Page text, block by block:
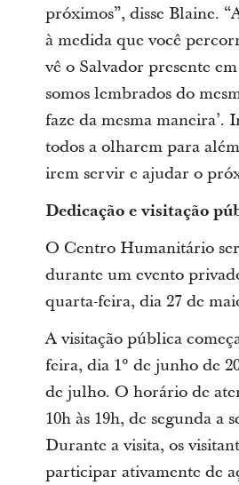
próximos”, disse Blaine.
à medida que você
vê o Salvador presente
somos lembrados do
faze da mesma maneira’.
todos a olharem para
irem servir e ajudar o
Dedicação e visitação
O Centro Humanitário
durante um evento
quarta-feira, dia 27 de
A visitação pública
feira, dia 1° de junho de
de julho. O horário de
10h às 19h, de segunda a
Durante a visita, os
participar ativamente de